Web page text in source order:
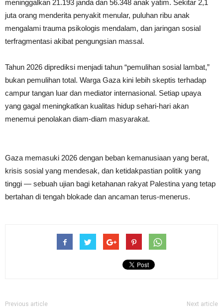
meninggalkan 21.193 janda dan 56.348 anak yatim. Sekitar 2,1
juta orang menderita penyakit menular, puluhan ribu anak
mengalami trauma psikologis mendalam, dan jaringan sosial
terfragmentasi akibat pengungsian massal.
Tahun 2026 diprediksi menjadi tahun “pemulihan sosial lambat,”
bukan pemulihan total. Warga Gaza kini lebih skeptis terhadap
campur tangan luar dan mediator internasional. Setiap upaya
yang gagal meningkatkan kualitas hidup sehari-hari akan
menemui penolakan diam-diam masyarakat.
Gaza memasuki 2026 dengan beban kemanusiaan yang berat,
krisis sosial yang mendesak, dan ketidakpastian politik yang
tinggi — sebuah ujian bagi ketahanan rakyat Palestina yang tetap
bertahan di tengah blokade dan ancaman terus-menerus.
Previous article Next article